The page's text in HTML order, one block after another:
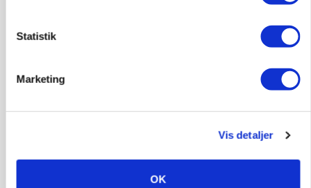
Statistik
Marketing
Vis detaljer
OK